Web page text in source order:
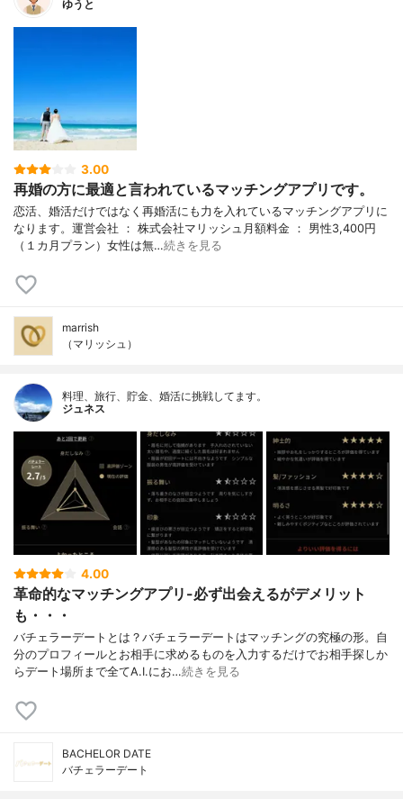
ゆうと
3.00
再婚の方に最適と言われているマッチングアプリです。
恋活、婚活だけではなく再婚活にも力を入れているマッチングアプリに
なります。運営会社 ： 株式会社マリッシュ月額料金 ： 男性3,400円
（１カ月プラン）女性は無…続きを見る
marrish
（マリッシュ）
料理、旅行、貯金、婚活に挑戦してます。
ジュネス
4.00
革命的なマッチングアプリ-必ず出会えるがデメリット
も・・・
バチェラーデートとは？バチェラーデートはマッチングの究極の形。自
分のプロフィールとお相手に求めるものを入力するだけでお相手探しか
らデート場所まで全てA.I.にお…続きを見る
BACHELOR DATE
バチェラーデート